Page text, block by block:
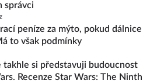
správci
peníze za mýto, pokud dálnice
to však podmínky
takhle si představuji budoucnost
Recenze Star Wars: The Ninth